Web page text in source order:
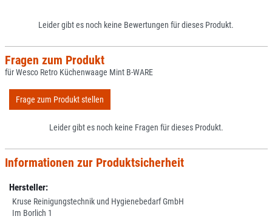
Leider gibt es noch keine Bewertungen für dieses Produkt.
Fragen zum Produkt
für Wesco Retro Küchenwaage Mint B-WARE
Frage zum Produkt stellen
Leider gibt es noch keine Fragen für dieses Produkt.
Informationen zur Produktsicherheit
Hersteller:
Kruse Reinigungstechnik und Hygienebedarf GmbH
Im Borlich 1